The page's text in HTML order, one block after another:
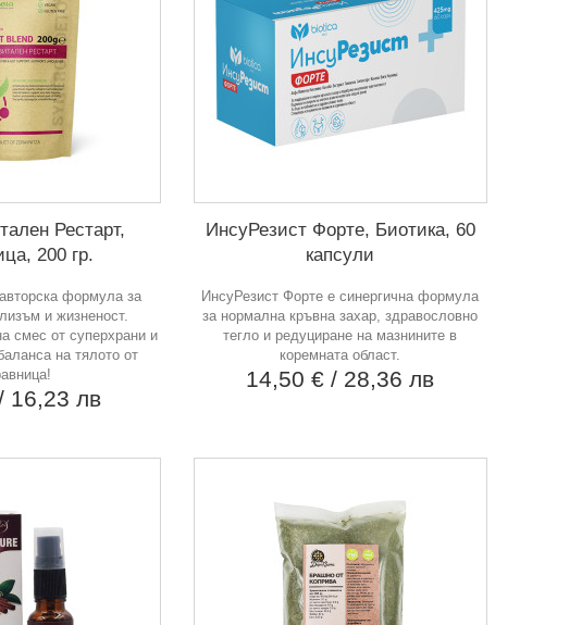
Рестарт,
200 гр.
формула за
и жизненост.
смес от суперхрани и
на тялото от
16,23 лв
ИнсуРезист Форте, Биотика, 60
капсули
ИнсуРезист Форте е синергична формула
за нормална кръвна захар, здравословно
тегло и редуциране на мазнините в
коремната област.
14,50 €/ 28,36 лв